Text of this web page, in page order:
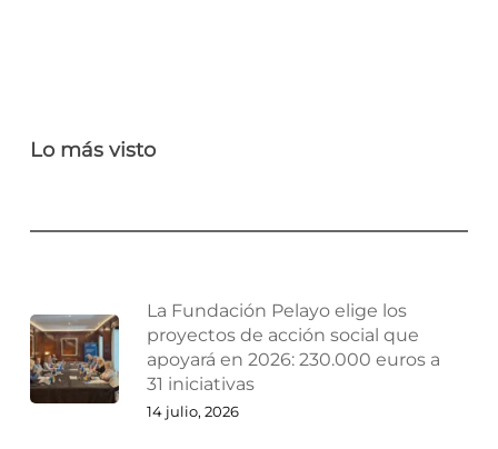
Lo más visto
La Fundación Pelayo elige los
proyectos de acción social que
apoyará en 2026: 230.000 euros a
31 iniciativas
14 julio, 2026